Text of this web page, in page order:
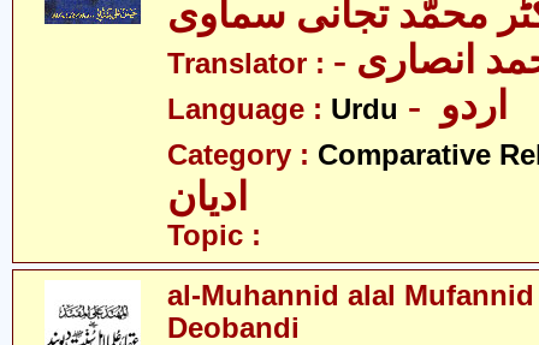
محمّد تجانی سماوی
Translator : انصاری
Language : Urdu
Category : Comparative
ادیان
Topic :
al-Muhannid alal Mufannid
Deobandi